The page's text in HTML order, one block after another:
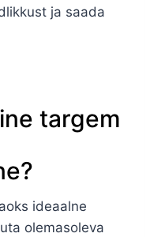
ja saada
targem
ideaalne
olemasoleva